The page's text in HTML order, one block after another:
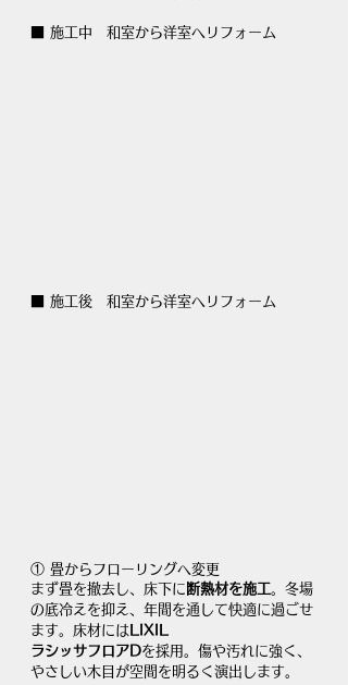
■ 施工中　和室から洋室へリフォーム
■ 施工後　和室から洋室へリフォーム
① 畳からフローリングへ変更
まず畳を撤去し、床下に 断熱材を施工。冬場
の底冷えを抑え、年間を通して快適に過ごせ
ます。床材には LIXIL
ラシッサフロアDを採用。傷や汚れに強く、
やさしい木目が空間を明るく演出します。